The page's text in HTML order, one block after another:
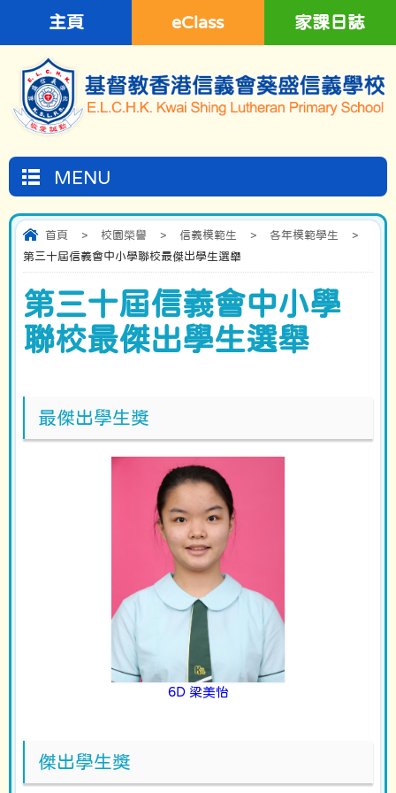
主頁 eClass 家課日誌
MENU
首頁 > 校園榮譽 > 信義模範生 > 各年模範學生
>
第三十屆信義會中小學聯校最傑出學生選舉
第三十屆信義會中小學
聯校最傑出學生選舉
最傑出學生獎
6D 梁美怡
傑出學生獎